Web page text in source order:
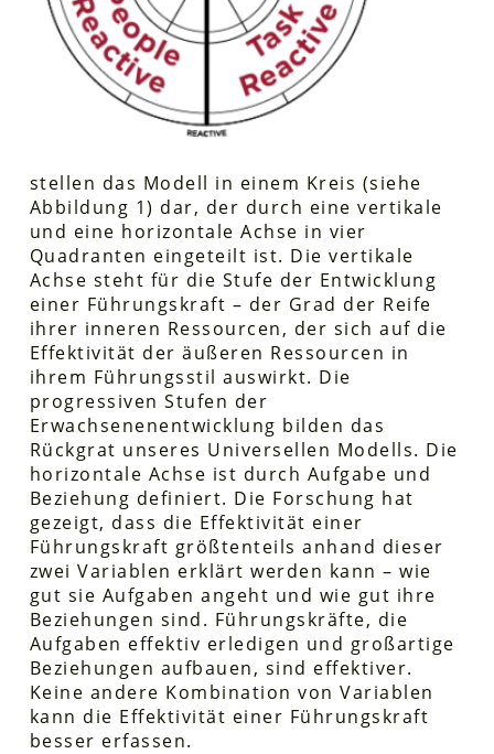
stellen das Modell in einem Kreis (siehe
Abbildung 1) dar, der durch eine vertikale
und eine horizontale Achse in vier
Quadranten eingeteilt ist. Die vertikale
Achse steht für die Stufe der Entwicklung
einer Führungskraft – der Grad der Reife
ihrer inneren Ressourcen, der sich auf die
Effektivität der äußeren Ressourcen in
ihrem Führungsstil auswirkt. Die
progressiven Stufen der
Erwachsenenentwicklung bilden das
Rückgrat unseres Universellen Modells. Die
horizontale Achse ist durch Aufgabe und
Beziehung definiert. Die Forschung hat
gezeigt, dass die Effektivität einer
Führungskraft größtenteils anhand dieser
zwei Variablen erklärt werden kann – wie
gut sie Aufgaben angeht und wie gut ihre
Beziehungen sind. Führungskräfte, die
Aufgaben effektiv erledigen und großartige
Beziehungen aufbauen, sind effektiver.
Keine andere Kombination von Variablen
kann die Effektivität einer Führungskraft
besser erfassen.